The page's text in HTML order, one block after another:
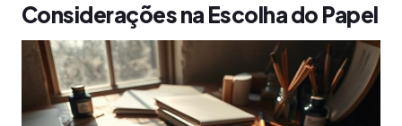
Considerações na Escolha do Papel